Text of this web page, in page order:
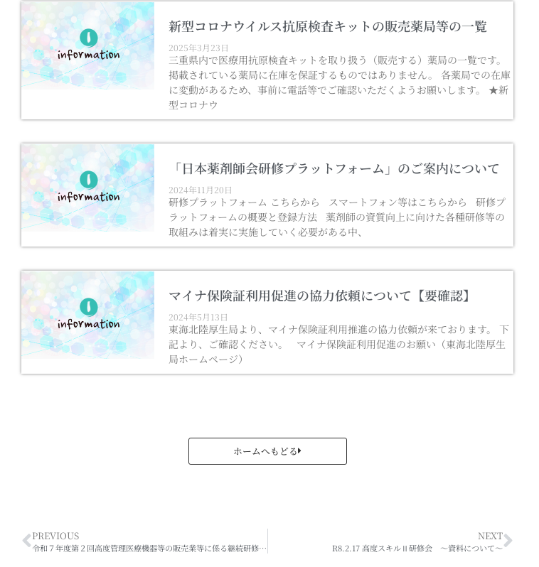
新型コロナウイルス抗原検査キットの販売薬局等の一覧
2025年3月23日
三重県内で医療用抗原検査キットを取り扱う（販売する）薬局の一覧です。
掲載されている薬局に在庫を保証するものではありません。 各薬局での在庫
に変動があるため、事前に電話等でご確認いただくようお願いします。 ★新
型コロナウ
「日本薬剤師会研修プラットフォーム」のご案内について
2024年11月20日
研修プラットフォーム こちらから スマートフォン等はこちらから 研修プ
ラットフォームの概要と登録方法 薬剤師の資質向上に向けた各種研修等の
取組みは着実に実施していく必要がある中、
マイナ保険証利用促進の協力依頼について【要確認】
2024年5月13日
東海北陸厚生局より、マイナ保険証利用推進の協力依頼が来ております。 下
記より、ご確認ください。 マイナ保険証利用促進のお願い（東海北陸厚生
局ホームページ）
ホームへもどる
PREVIOUS
令和７年度第２回高度管理医療機器等の販売業等に係る継続研修会～資料について～
NEXT
R8.2.17 高度スキルⅡ研修会 ～資料について～